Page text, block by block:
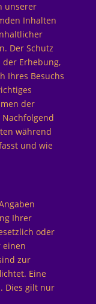
unserer
Inhalten
Der Schutz
Erhebung,
Ihres Besuchs
der
während
und wie
Ihrer
oder
einen
zur
Eine
Dies gilt nur